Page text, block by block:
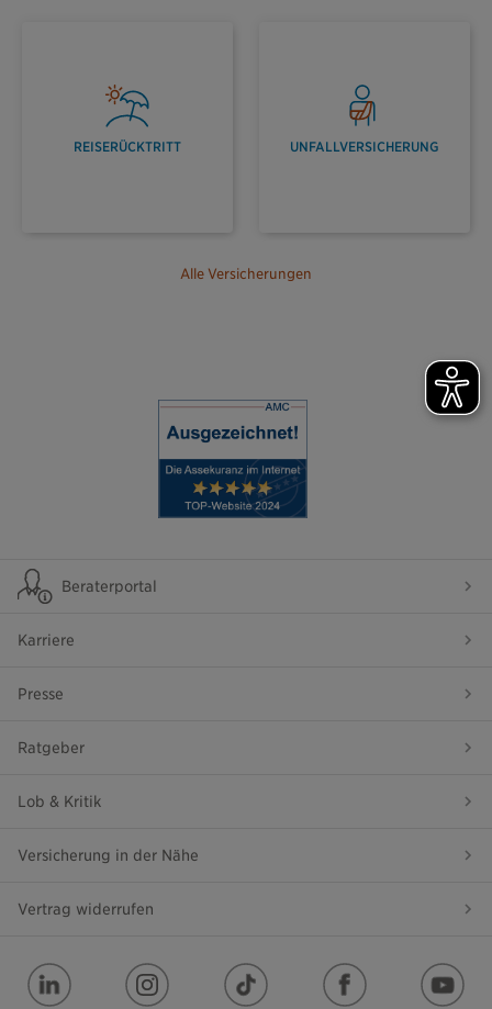
Alle Versicherungen
REISERÜCKTRITT UNFALLVERSICHERUNG
Beraterportal
Karriere
Presse
Ratgeber
Lob & Kritik
Versicherung in der Nähe
Vertrag widerrufen